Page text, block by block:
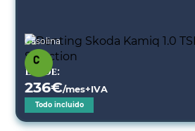
Gasolina
Desde:
236€/mes+IVA
Todo incluido